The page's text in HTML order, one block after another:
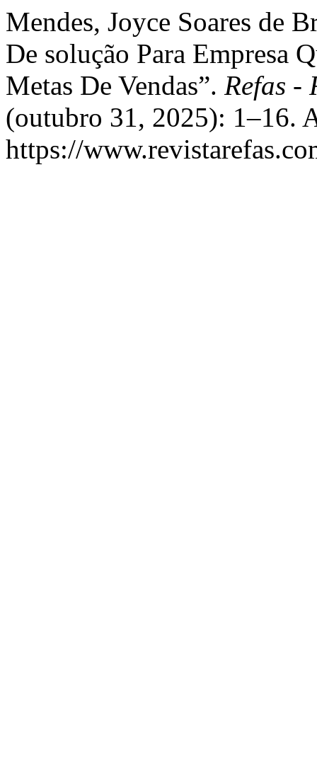
Mendes, Joyce Soares de
De solução Para Empresa
Metas De Vendas”. Refas -
(outubro 31, 2025): 1–16.
https://